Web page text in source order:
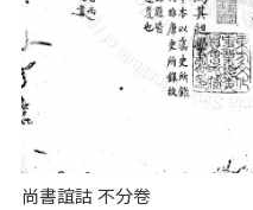
尚書誼詁 不分卷